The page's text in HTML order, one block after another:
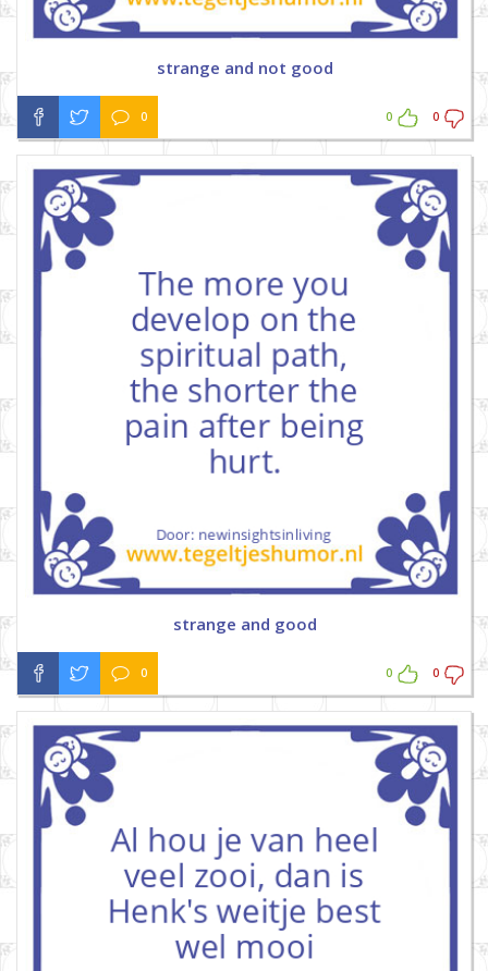
strange and not good
0 0 0
strange and good
0 0 0